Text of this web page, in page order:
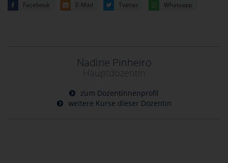
Facebook E-Mail Twitter Whatsapp
Nadine Pinheiro
Hauptdozentin
zum Dozentinnenprofil
weitere Kurse dieser Dozentin